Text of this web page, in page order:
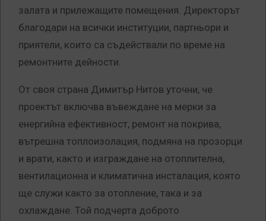
залата и прилежащите помещения. Директорът
благодари на всички институции, партньори и
приятели, които са съдействали по време на
ремонтните дейности.
От своя страна Димитър Нитов уточни, че
проектът включва въвеждане на мерки за
енергийна ефективност, ремонт на покрива,
вътрешна топлоизолация, подмяна на прозорци
и врати, както и изграждане на отоплителна,
вентилационна и климатична инсталация, която
ще служи както за отопление, така и за
охлаждане. Той подчерта доброто